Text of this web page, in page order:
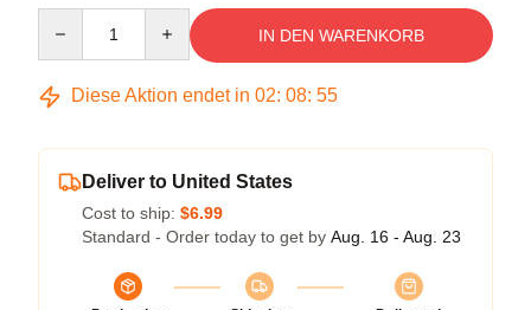
IN DEN WARENKORB
Diese Aktion endet in 02: 08: 54
Deliver to United States
Cost to ship: $6.99
Standard - Order today to get by Aug. 16 - Aug. 23